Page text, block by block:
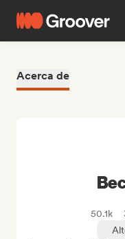
Acerca de
50.1k